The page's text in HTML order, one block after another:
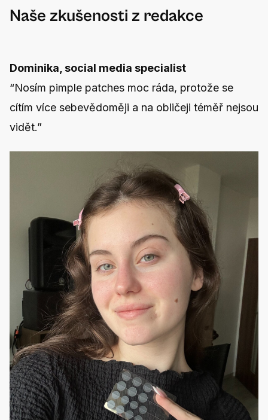
Naše zkušenosti z redakce
Dominika, social media specialist
“Nosím pimple patches moc ráda, protože se
cítím více sebevědoměji a na obličeji téměř nejsou
vidět.”